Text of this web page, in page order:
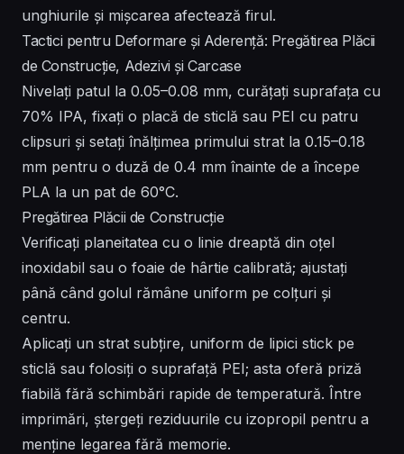
unghiurile și mișcarea afectează firul.
Tactici pentru Deformare și Aderență: Pregătirea Plăcii
de Construcție, Adezivi și Carcase
Nivelați patul la 0.05–0.08 mm, curățați suprafața cu
70% IPA, fixați o placă de sticlă sau PEI cu patru
clipsuri și setați înălțimea primului strat la 0.15–0.18
mm pentru o duză de 0.4 mm înainte de a începe
PLA la un pat de 60°C.
Pregătirea Plăcii de Construcție
Verificați planeitatea cu o linie dreaptă din oțel
inoxidabil sau o foaie de hârtie calibrată; ajustați
până când golul rămâne uniform pe colțuri și
centru.
Aplicați un strat subțire, uniform de lipici stick pe
sticlă sau folosiți o suprafață PEI; asta oferă priză
fiabilă fără schimbări rapide de temperatură. Între
imprimări, ștergeți reziduurile cu izopropil pentru a
menține legarea fără memorie.